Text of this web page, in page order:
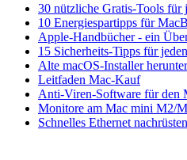
30 nützliche Gratis-Tools für
10 Energiespartipps für
Apple-Handbücher - ein
15 Sicherheits-Tipps für
Alte macOS-Installer
Leitfaden Mac-Kauf
Anti-Viren-Software für den
Monitore am Mac mini M2/
Schnelles Ethernet nachrüsten